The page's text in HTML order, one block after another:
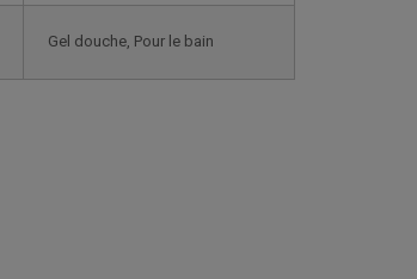
Gel douche, Pour le bain